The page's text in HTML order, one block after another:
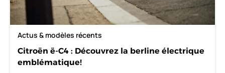
Actus & modèles récents
Citroën ë-C4 : Découvrez la berline électrique
emblématique!